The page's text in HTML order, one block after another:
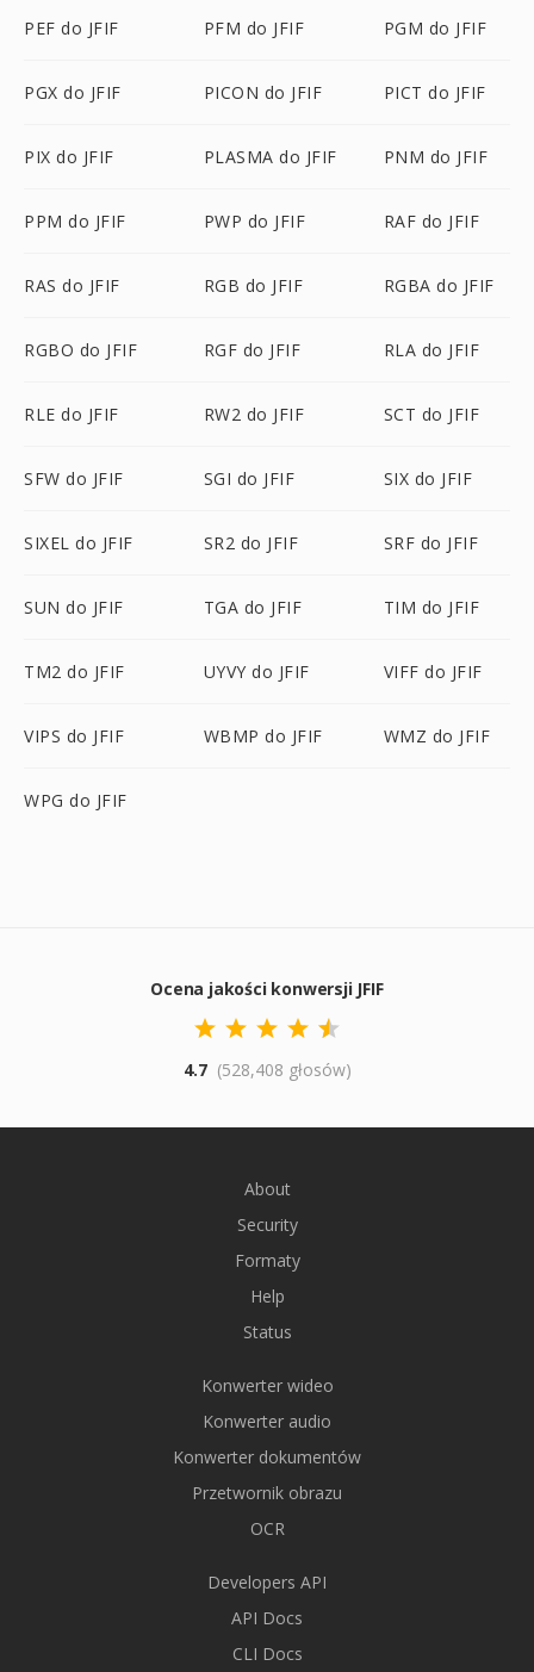
PEF do JFIF PFM do JFIF PGM do JFIF
PGX do JFIF PICON do JFIF PICT do JFIF
PIX do JFIF PLASMA do JFIF PNM do JFIF
PPM do JFIF PWP do JFIF RAF do JFIF
RAS do JFIF RGB do JFIF RGBA do JFIF
RGBO do JFIF RGF do JFIF RLA do JFIF
RLE do JFIF RW2 do JFIF SCT do JFIF
SFW do JFIF SGI do JFIF SIX do JFIF
SIXEL do JFIF SR2 do JFIF SRF do JFIF
SUN do JFIF TGA do JFIF TIM do JFIF
TM2 do JFIF UYVY do JFIF VIFF do JFIF
VIPS do JFIF WBMP do JFIF WMZ do JFIF
WPG do JFIF
Ocena jakości konwersji JFIF
4.7 (528,408 głosów)
About
Security
Formaty
Help
Status
Konwerter wideo
Konwerter audio
Konwerter dokumentów
Przetwornik obrazu
OCR
Developers API
API Docs
CLI Docs